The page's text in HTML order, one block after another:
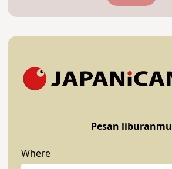
Pesan liburanmu
Where